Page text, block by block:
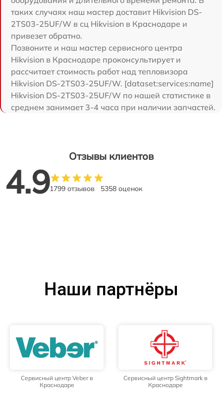
таких случаях наш мастер доставит Hikvision DS-
2TS03-25UF/W в сц Hikvision в Краснодаре и
привезет обратно.
Позвоните и наш мастер сервисного центра
Hikvision в Краснодаре проконсультирует и
рассчитает стоимость работ над тепловизора
Hikvision DS-2TS03-25UF/W. [dataset:services:name]
Hikvision DS-2TS03-25UF/W по нашей статистике в
среднем занимает 3-4 часа при наличии запчастей.
Отзывы клиентов
4.91799 отзывов 5358 оценок
Наши партнёры
Сервисный центр Veber в
Краснодаре
Сервисный центр Sightmark в
Краснодаре